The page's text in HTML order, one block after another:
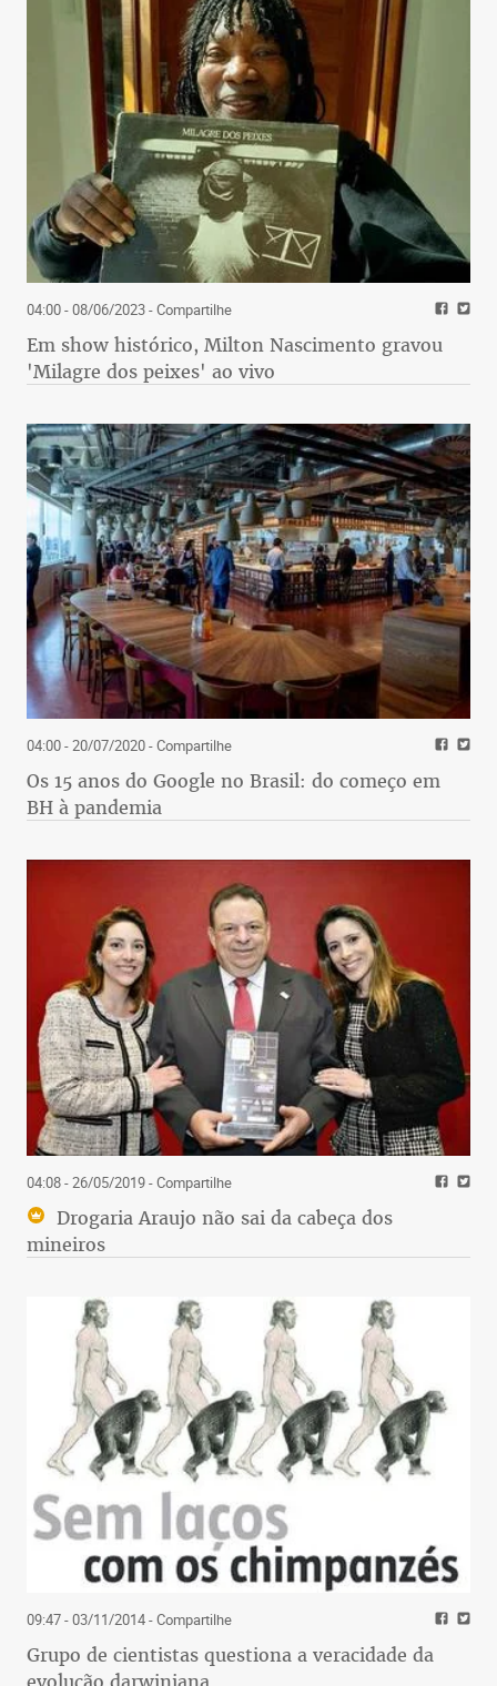
04:00 - 08/06/2023- Compartilhe
Em show histórico, Milton Nascimento gravou
'Milagre dos peixes' ao vivo
04:00 - 20/07/2020- Compartilhe
Os 15 anos do Google no Brasil: do começo em
BH à pandemia
04:08 - 26/05/2019- Compartilhe
Drogaria Araujo não sai da cabeça dos
mineiros
09:47 - 03/11/2014- Compartilhe
Grupo de cientistas questiona a veracidade da